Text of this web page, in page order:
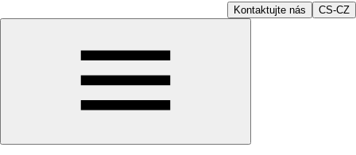
Kontaktujte nás CS-CZ